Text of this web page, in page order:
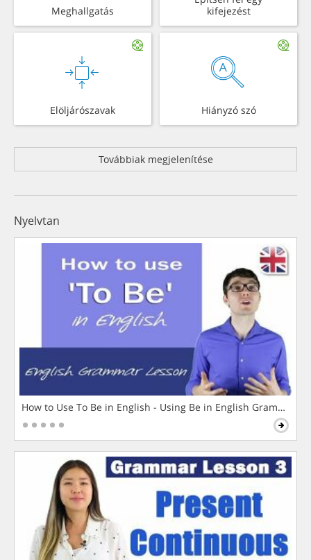
Meghallgatás
kifejezést
Elöljárószavak Hiányzó szó
Továbbiak megjelenítése
Nyelvtan
How to Use To Be in English - Using Be in English Grammar